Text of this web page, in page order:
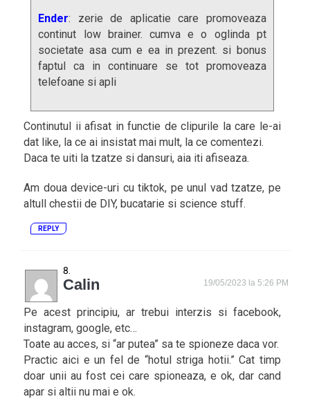
Ender: zerie de aplicatie care promoveaza
continut low brainer. cumva e o oglinda pt
societate asa cum e ea in prezent. si bonus
faptul ca in continuare se tot promoveaza
telefoane si apli
Continutul ii afisat in functie de clipurile la care le-ai
dat like, la ce ai insistat mai mult, la ce comentezi.
Daca te uiti la tzatze si dansuri, aia iti afiseaza.
Am doua device-uri cu tiktok, pe unul vad tzatze, pe
altull chestii de DIY, bucatarie si science stuff.
REPLY
Calin 19/05/2023 la 5:26 PM
Pe acest principiu, ar trebui interzis si facebook,
instagram, google, etc…
Toate au acces, si “ar putea” sa te spioneze daca vor.
Practic aici e un fel de “hotul striga hotii.” Cat timp
doar unii au fost cei care spioneaza, e ok, dar cand
apar si altii nu mai e ok.